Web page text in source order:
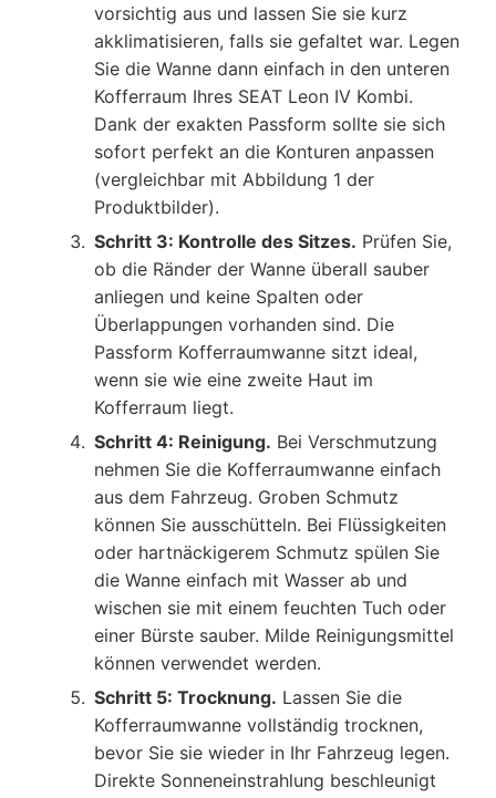
vorsichtig aus und lassen Sie sie kurz
akklimatisieren, falls sie gefaltet war. Legen
Sie die Wanne dann einfach in den unteren
Kofferraum Ihres SEAT Leon IV Kombi.
Dank der exakten Passform sollte sie sich
sofort perfekt an die Konturen anpassen
(vergleichbar mit Abbildung 1 der
Produktbilder).
Schritt 3: Kontrolle des Sitzes. Prüfen Sie,
ob die Ränder der Wanne überall sauber
anliegen und keine Spalten oder
Überlappungen vorhanden sind. Die
Passform Kofferraumwanne sitzt ideal,
wenn sie wie eine zweite Haut im
Kofferraum liegt.
Schritt 4: Reinigung. Bei Verschmutzung
nehmen Sie die Kofferraumwanne einfach
aus dem Fahrzeug. Groben Schmutz
können Sie ausschütteln. Bei Flüssigkeiten
oder hartnäckigerem Schmutz spülen Sie
die Wanne einfach mit Wasser ab und
wischen sie mit einem feuchten Tuch oder
einer Bürste sauber. Milde Reinigungsmittel
können verwendet werden.
Schritt 5: Trocknung. Lassen Sie die
Kofferraumwanne vollständig trocknen,
bevor Sie sie wieder in Ihr Fahrzeug legen.
Direkte Sonneneinstrahlung beschleunigt